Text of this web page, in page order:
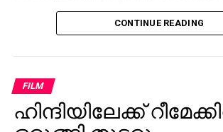
അവ വലിയ സ്വീകരണമാണ് നേടിയത്.
അധോലോകത്തെ രാജാവുമായ
മോഹന്‍ലാല്‍ തിളങ്ങിയ ഒന്നാം ഭാഗം
മാത്രം 60 കോടിയോളം രൂപ കളക്ഷന്‍
സൃഷ്ടിച്ചിരുന്നു. താരത്തിന്റെ ലുക്കും
സ്‌റ്റൈലും സോഷ്യല്‍ മീഡിയയില്‍
CONTINUE READING
FILM
ഹിന്ദിയിലേക്ക്